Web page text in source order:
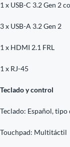
1 x USB-C 3.2 Gen 2
3 x USB-A 3.2 Gen 2
1 x HDMI 2.1 FRL
1 x RJ-45
Teclado y control
Teclado: Español,
Touchpad: Multitáctil